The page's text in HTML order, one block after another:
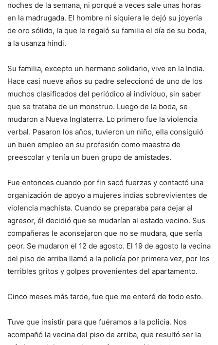
noches de la semana, ni porqué a veces sale unas horas
en la madrugada. El hombre ni siquiera le dejó su joyería
de oro sólido, la que le regaló su familia el día de su boda,
a la usanza hindi.
Su familia, excepto un hermano solidario, vive en la India.
Hace casi nueve años su padre seleccionó de uno de los
muchos clasificados del periódico al individuo, sin saber
que se trataba de un monstruo. Luego de la boda, se
mudaron a Nueva Inglaterra. Lo primero fue la violencia
verbal. Pasaron los años, tuvieron un niño, ella consiguió
un buen empleo en su profesión como maestra de
preescolar y tenía un buen grupo de amistades.
Fue entonces cuando por fin sacó fuerzas y contactó una
organización de apoyo a mujeres indias sobrevivientes de
violencia machista. Cuando se preparaba para dejar al
agresor, él decidió que se mudarían al estado vecino. Sus
compañeras le aconsejaron que no se mudara, que sería
peor. Se mudaron el 12 de agosto. El 19 de agosto la vecina
del piso de arriba llamó a la policía por primera vez, por los
terribles gritos y golpes provenientes del apartamento.
Cinco meses más tarde, fue que me enteré de todo esto.
Tuve que insistir para que fuéramos a la policía. Nos
acompañó la vecina del piso de arriba, que resultó ser la